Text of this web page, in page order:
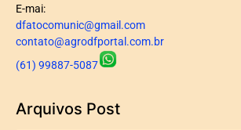
E-mai:
dfatocomunic@gmail.com
contato@agrodfportal.com.br
(61) 99887-5087
Arquivos Post